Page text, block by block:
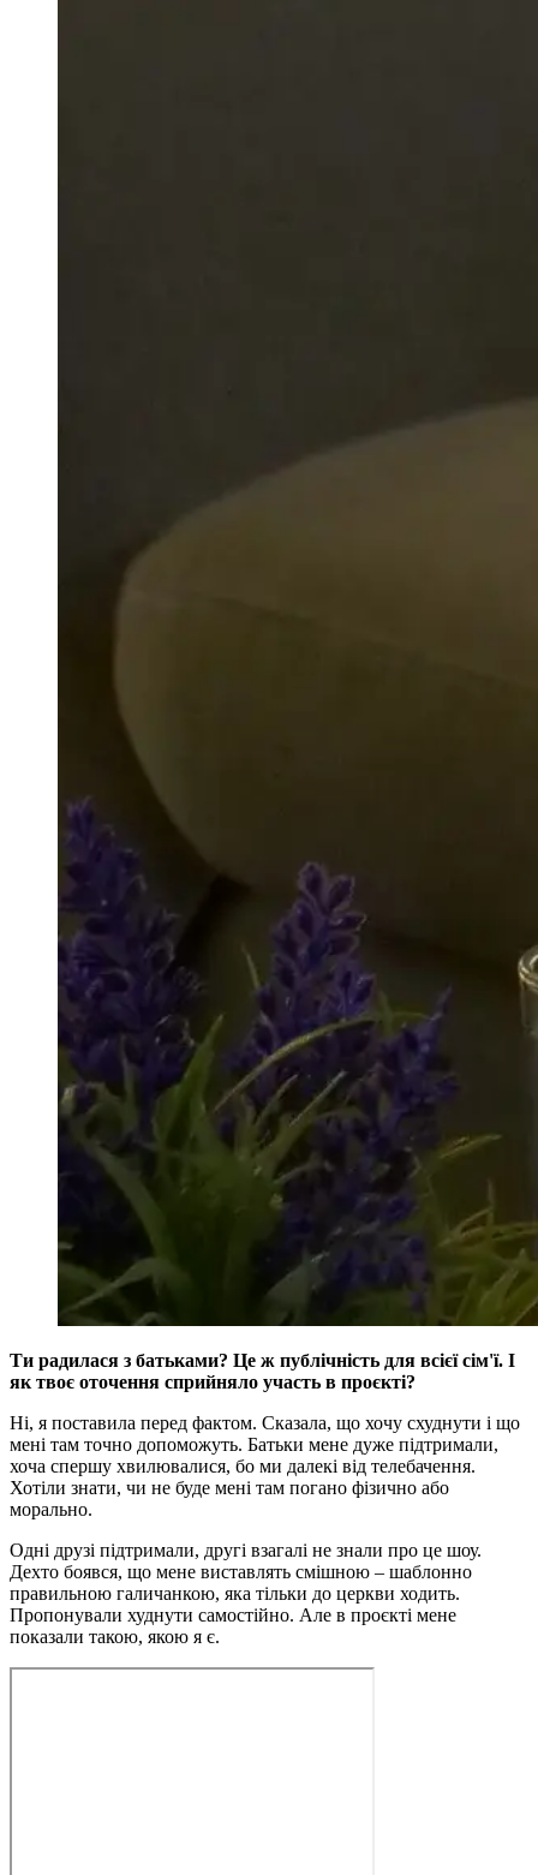
Ти радилася з батьками? Це ж публічність для всієї сім'ї. І
як твоє оточення сприйняло участь в проєкті?
Ні, я поставила перед фактом. Сказала, що хочу схуднути і що
мені там точно допоможуть. Батьки мене дуже підтримали,
хоча спершу хвилювалися, бо ми далекі від телебачення.
Хотіли знати, чи не буде мені там погано фізично або
морально.
Одні друзі підтримали, другі взагалі не знали про це шоу.
Дехто боявся, що мене виставлять смішною – шаблонно
правильною галичанкою, яка тільки до церкви ходить.
Пропонували худнути самостійно. Але в проєкті мене
показали такою, якою я є.